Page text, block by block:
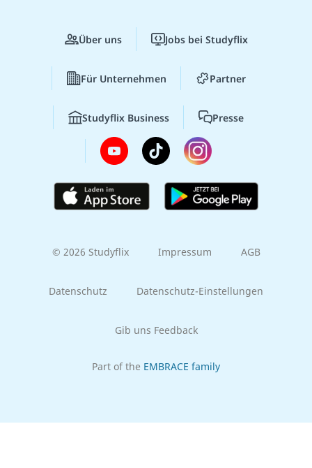
Über uns Jobs bei Studyflix
Für Unternehmen Partner
Studyflix Business Presse
© 2026 Studyflix Impressum AGB
Datenschutz Datenschutz-Einstellungen
Gib uns Feedback
Part of the EMBRACE family